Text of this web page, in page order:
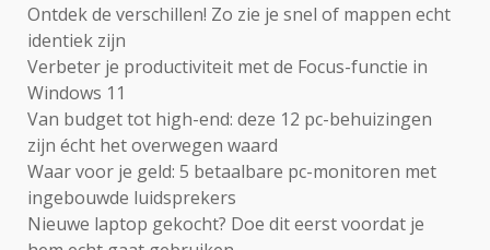
Ontdek de verschillen! Zo zie je snel of mappen echt
identiek zijn
Verbeter je productiviteit met de Focus-functie in
Windows 11
Van budget tot high-end: deze 12 pc-behuizingen
zijn écht het overwegen waard
Waar voor je geld: 5 betaalbare pc-monitoren met
ingebouwde luidsprekers
Nieuwe laptop gekocht? Doe dit eerst voordat je